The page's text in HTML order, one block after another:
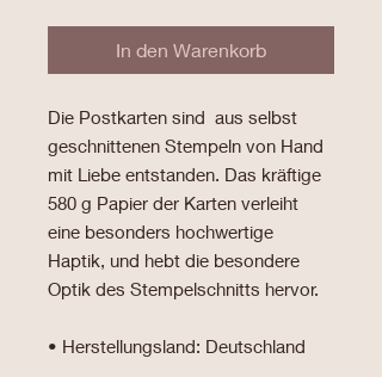
In den Warenkorb
Die Postkarten sind aus selbst
geschnittenen Stempeln von Hand
mit Liebe entstanden. Das kräftige
580 g Papier der Karten verleiht
eine besonders hochwertige
Haptik, und hebt die besondere
Optik des Stempelschnitts hervor.
• Herstellungsland: Deutschland